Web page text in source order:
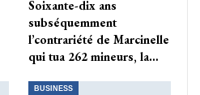
Soixante-dix ans
subséquemment
l’contrariété de Marcinelle
qui tua 262 mineurs, la…
BUSINESS